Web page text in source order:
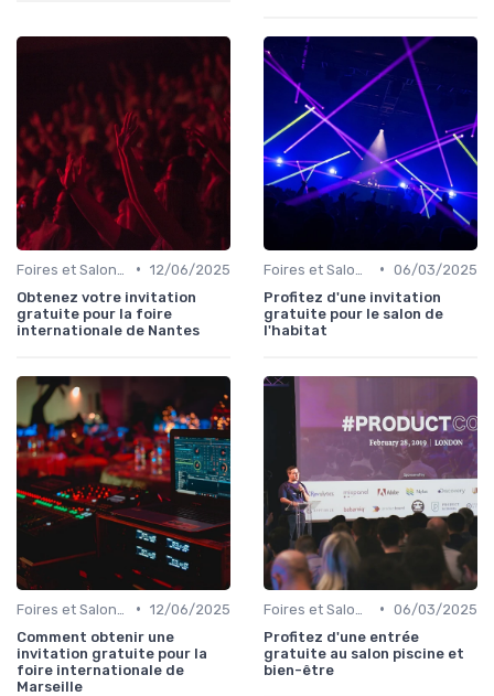
• 12/06/2025
Obtenez votre invitation
gratuite pour la foire
internationale de Nantes
• 06/03/2025
Profitez d'une invitation
gratuite pour le salon de
l'habitat
• 12/06/2025
Comment obtenir une
invitation gratuite pour la
foire internationale de
Marseille
• 06/03/2025
Profitez d'une entrée
gratuite au salon piscine et
bien-être